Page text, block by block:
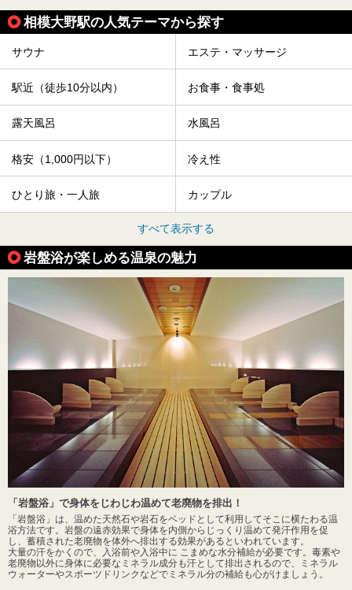
相模大野駅の人気テーマから探す
サウナ エステ・マッサージ
駅近（徒歩10分以内） お食事・食事処
露天風呂 水風呂
格安（1,000円以下） 冷え性
ひとり旅・一人旅 カップル
すべて表示する
岩盤浴が楽しめる温泉の魅力
「岩盤浴」で身体をじわじわ温めて老廃物を排出！
「岩盤浴」は、温めた天然石や岩石をベッドとして利用してそこに横たわる温
浴方法です。岩盤の遠赤効果で身体を内側からじっくり温めて発汗作用を促
し、蓄積された老廃物を体外へ排出する効果があるといわれています。
大量の汗をかくので、入浴前や入浴中に こまめな水分補給が必要です。毒素や
老廃物以外に身体に必要なミネラル成分も汗として排出されるので、ミネラル
ウォーターやスポーツドリンクなどでミネラル分の補給も心がけましょう。